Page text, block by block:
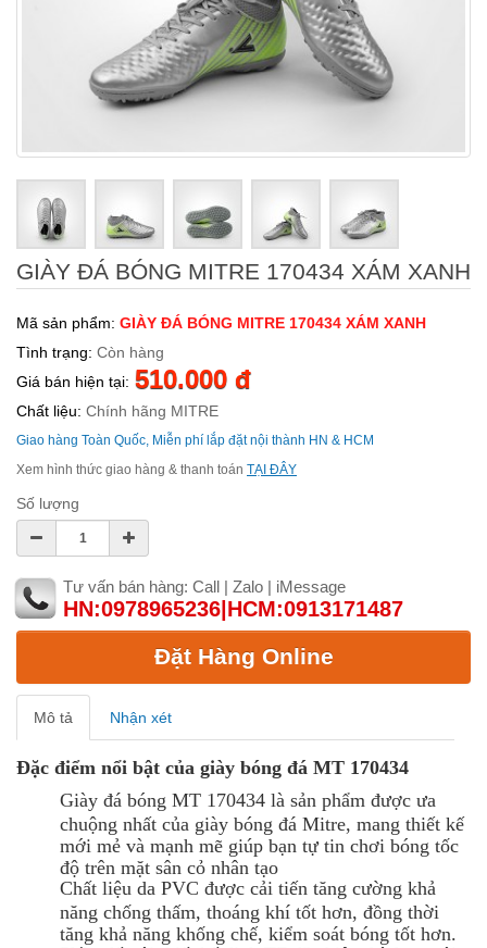
GIÀY ĐÁ BÓNG MITRE 170434 XÁM XANH
Mã sản phẩm: GIÀY ĐÁ BÓNG MITRE 170434 XÁM XANH
Tình trạng: Còn hàng
Giá bán hiện tại: 510.000 đ
Chất liệu: Chính hãng MITRE
Giao hàng Toàn Quốc, Miễn phí lắp đặt nội thành HN & HCM
Xem hình thức giao hàng & thanh toán TẠI ĐÂY
Số lượng
Tư vấn bán hàng: Call | Zalo | iMessage
HN:0978965236|HCM:0913171487
Đặt Hàng Online
Mô tả Nhận xét
Đặc điểm nổi bật của giày bóng đá MT 170434
Giày đá bóng MT 170434 là sản phẩm được ưa
chuộng nhất của giày bóng đá Mitre, mang thiết kế
mới mẻ và mạnh mẽ giúp bạn tự tin chơi bóng tốc
độ trên mặt sân cỏ nhân tạo
Chất liệu da PVC được cải tiến tăng cường khả
năng chống thấm, thoáng khí tốt hơn, đồng thời
tăng khả năng khống chế, kiểm soát bóng tốt hơn.